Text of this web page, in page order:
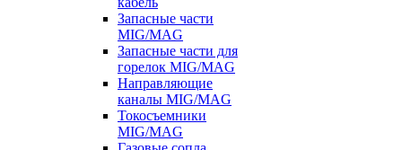
Запасные части
MIG/MAG
Запасные части для
горелок MIG/MAG
Направляющие
каналы MIG/MAG
Токосъемники
MIG/MAG